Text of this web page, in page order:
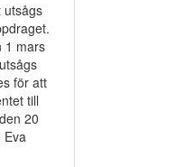
utsågs
1 mars
för att
till
20
Eva